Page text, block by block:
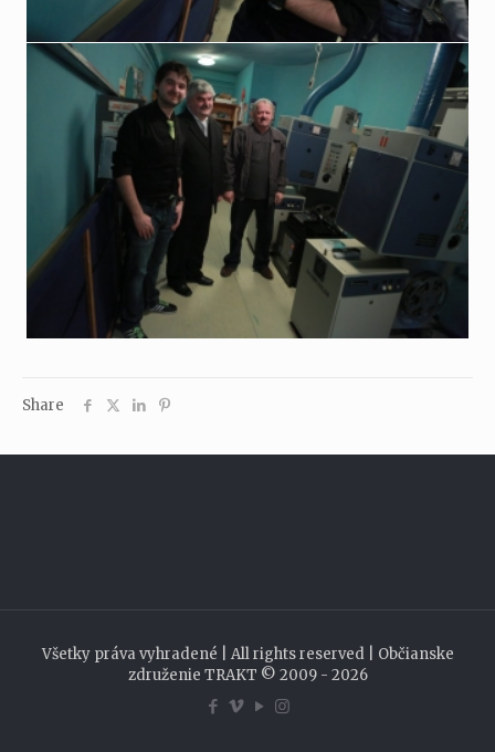
Share
Všetky práva vyhradené | All rights reserved | Občianske
združenie TRAKT © 2009 - 2026